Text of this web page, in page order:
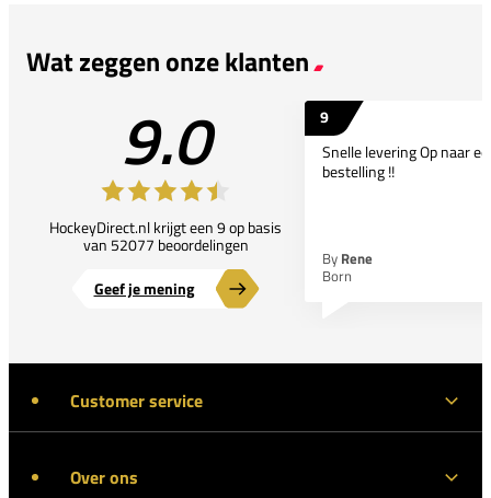
Wat zeggen onze klanten
9.0
HockeyDirect.nl krijgt een 9 op basis
van 52077 beoordelingen
Geef je mening
9
Snelle levering Op naar
bestelling !!
By Rene
Born
Customer service
Over ons